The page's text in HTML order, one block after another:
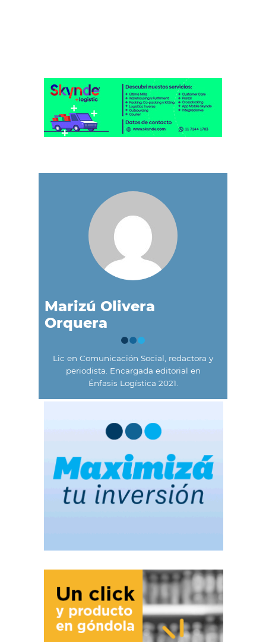
Marizú Olivera
Orquera
Lic en Comunicación Social, redactora y
periodista. Encargada editorial en
Énfasis Logística 2021.